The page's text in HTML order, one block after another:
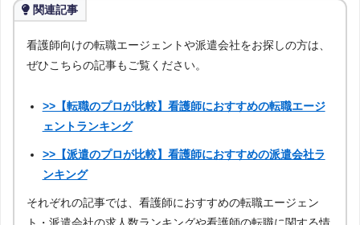
関連記事
看護師向けの転職エージェントや派遣会社をお探しの方は、
ぜひこちらの記事もご覧ください。
>>【転職のプロが比較】看護師におすすめの転職エージ
ェントランキング
>>【派遣のプロが比較】看護師におすすめの派遣会社ラ
ンキング
それぞれの記事では、看護師におすすめの転職エージェン
ト・派遣会社の求人数ランキングや看護師の転職に関する情